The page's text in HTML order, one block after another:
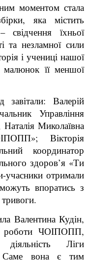
моментом стала
яка містить
свідчення їхньої
та незламної сили
і учениці нашої
її меншої
завітали: Валерій
Управління
Миколаївна
Вікторія
координатор
здоров’я «Ти
учасники отримали
впоратись з
Валентина Кудін,
роботи ЧОІПОПП,
Ліги
Саме вона є тим